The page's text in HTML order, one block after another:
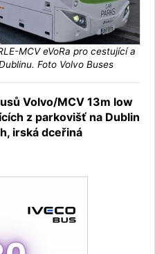
MCV eVoRa pro cestující a
Foto Volvo Buses
Volvo/MCV 13m low
z parkovišť na Dublin
irská dceřiná